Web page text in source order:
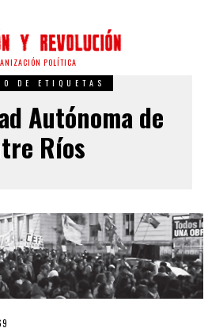
POLÍTICA
DE ETIQUETAS
Autónoma de
Ríos